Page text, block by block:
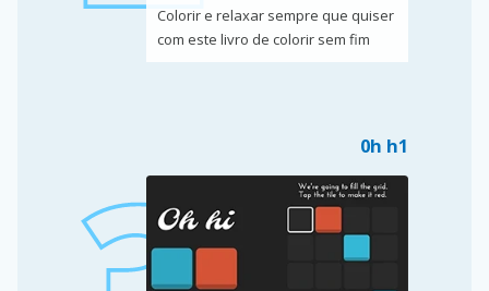
Colorir e relaxar sempre que quiser
com este livro de colorir sem fim
0h h1